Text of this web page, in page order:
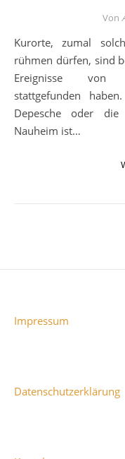
Von
Kurorte, zumal solche, die sich des Titels „Weltbad“
rühmen dürfen, sind
Ereignisse von
stattgefunden
Depesche oder die
Nauheim ist…
Impressum
Datenschutzerklärung